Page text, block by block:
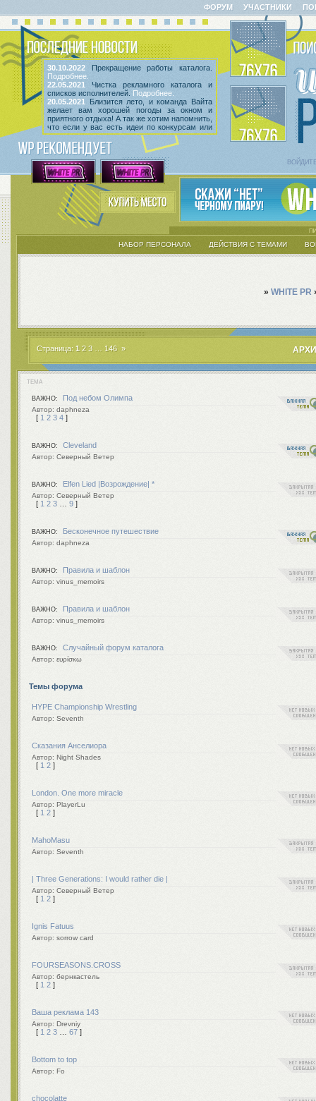
30.10.2022 Прекращение работы каталога.
Подробнее.
22.05.2021
Чистка рекламного каталога и
списков исполнителей. Подробнее.
20.05.2021
Близится лето, и команда Вайта
желает вам хорошей погоды за окном и
приятного отдыха! А так же хотим напомнить,
что если у вас есть идеи по конкурсам или
мероприятиям, вы всегда можете высказать
ихв этой теме! Так же сообщаем, что введен
срок неактивности исполнителей и их тем.
Подробнее.
НАБОР ПЕРСОНАЛА ДЕЙСТВИЯ С ТЕМАМИ
ФОРУМ УЧАСТНИКИ
» WHITE PR
Страница: 1 2 3 146 »
ТЕМА
ВАЖНО: Под небом Олимпа
daphneza
[ 1 2 3 4 ]
ВАЖНО: Cleveland
Северный Ветер
ВАЖНО: Elfen Lied |Возрождение| *
Северный Ветер
[ 1 2 3 9 ]
ВАЖНО: Бесконечное путешествие
daphneza
ВАЖНО: Правила и шаблон
vinus_memoirs
ВАЖНО: Правила и шаблон
vinus_memoirs
ВАЖНО: Случайный форум каталога
ευρίσκω
Темы форума
HYPE Championship Wrestling
Seventh
Сказания Анселиора
Night Shades
[ 1 2 ]
London. One more miracle
PlayerLu
[ 1 2 ]
MahoMasu
Seventh
| Three Generations: I would rather die |
Северный Ветер
[ 1 2 ]
Ignis Fatuus
sorrow card
FOURSEASONS.CROSS
бернкастель
[ 1 2 ]
Ваша реклама 143
Drevniy
[ 1 2 3 67 ]
Bottom to top
Fo
chocolatte